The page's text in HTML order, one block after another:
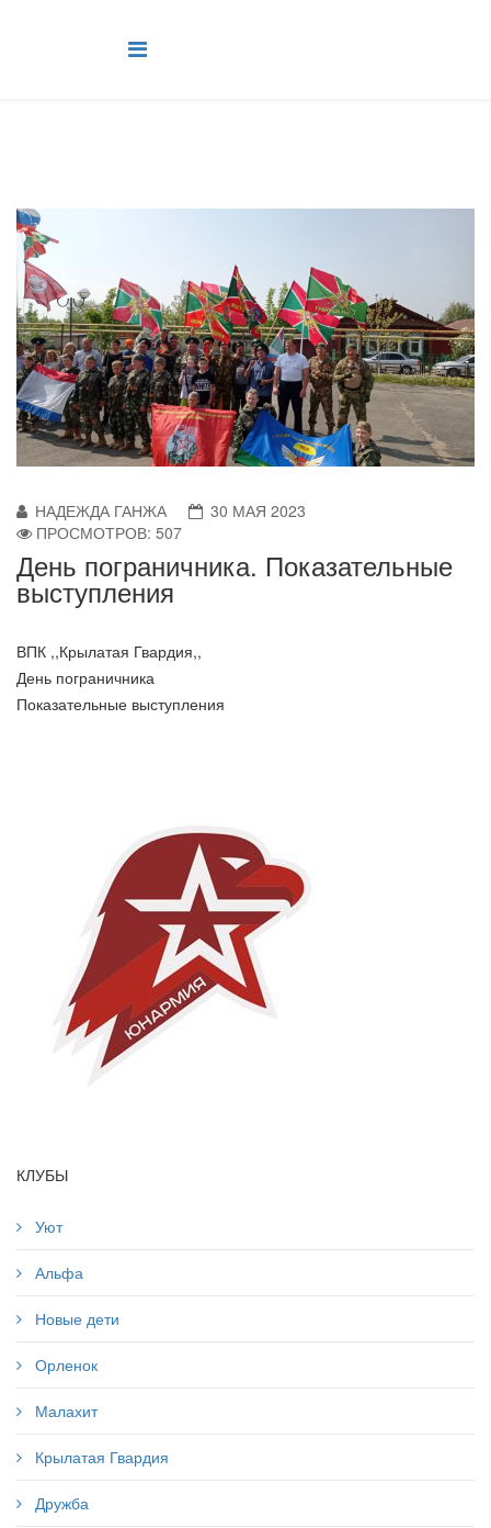
НАДЕЖДА ГАНЖА
30 МАЯ 2023
ПРОСМОТРОВ: 507
День пограничника. Показательные
выступления
ВПК ,,Крылатая Гвардия,,
День пограничника
Показательные выступления
КЛУБЫ
Уют
Альфа
Новые дети
Орленок
Малахит
Крылатая Гвардия
Дружба